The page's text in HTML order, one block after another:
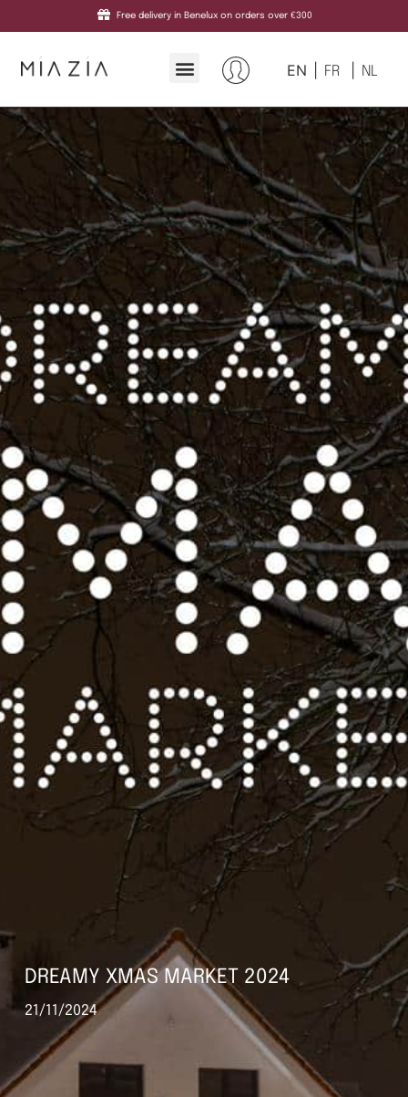
Free delivery in Benelux on orders over €300
EN FR NL
DREAMY XMAS MARKET 2024
21/11/2024